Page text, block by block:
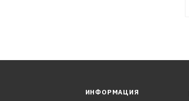
ИНФОРМАЦИЯ